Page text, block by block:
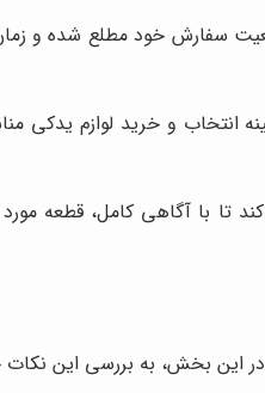
سفارش خود مطلع شده و
انتخاب و خرید لوازم یدکی
با آگاهی کامل، قطعه مورد
در این بخش، به بررسی این